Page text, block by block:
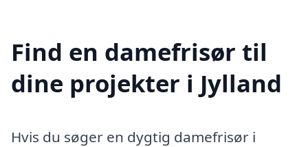
Find en damefrisør til
dine projekter i Jylland
Hvis du søger en dygtig damefrisør i